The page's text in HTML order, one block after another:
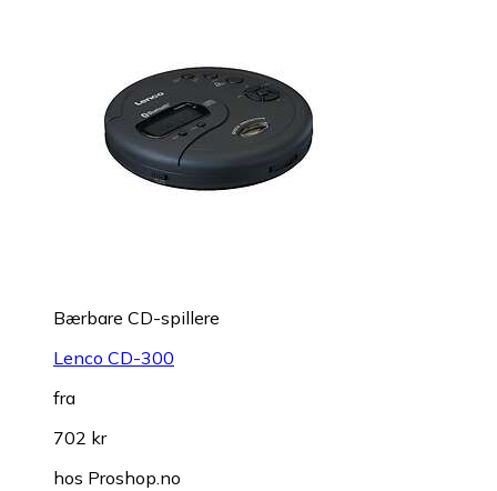
Bærbare CD-spillere
Lenco CD-300
fra
702 kr
hos Proshop.no